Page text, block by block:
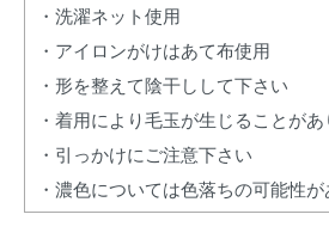
・洗濯ネット使用
・アイロンがけはあて布使用
・形を整えて陰干しして下さい
・着用により毛玉が生じることが
・引っかけにご注意下さい
・濃色については色落ちの可能性